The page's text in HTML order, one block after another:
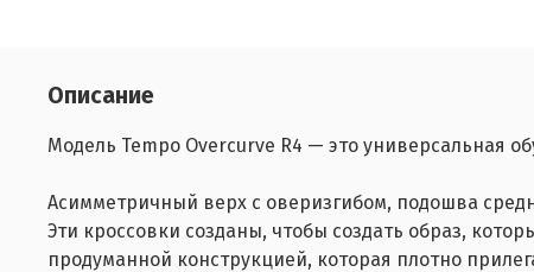
Описание
Модель Tempo Overcurve R4 — это универсальная
Асимметричный верх с оверизгибом, подошва
Эти кроссовки созданы, чтобы создать образ,
продуманной конструкцией, которая плотно